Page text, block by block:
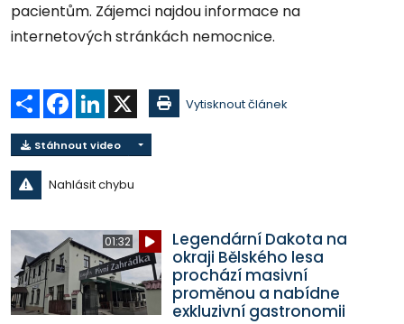
pacientům. Zájemci najdou informace na
internetových stránkách nemocnice.
Sdílet Facebook
LinkedIn Vytisknout článek
Stáhnout video
Nahlásit chybu
01:32
Legendární Dakota na
okraji Bělského lesa
prochází masivní
proměnou a nabídne
exkluzivní gastronomii